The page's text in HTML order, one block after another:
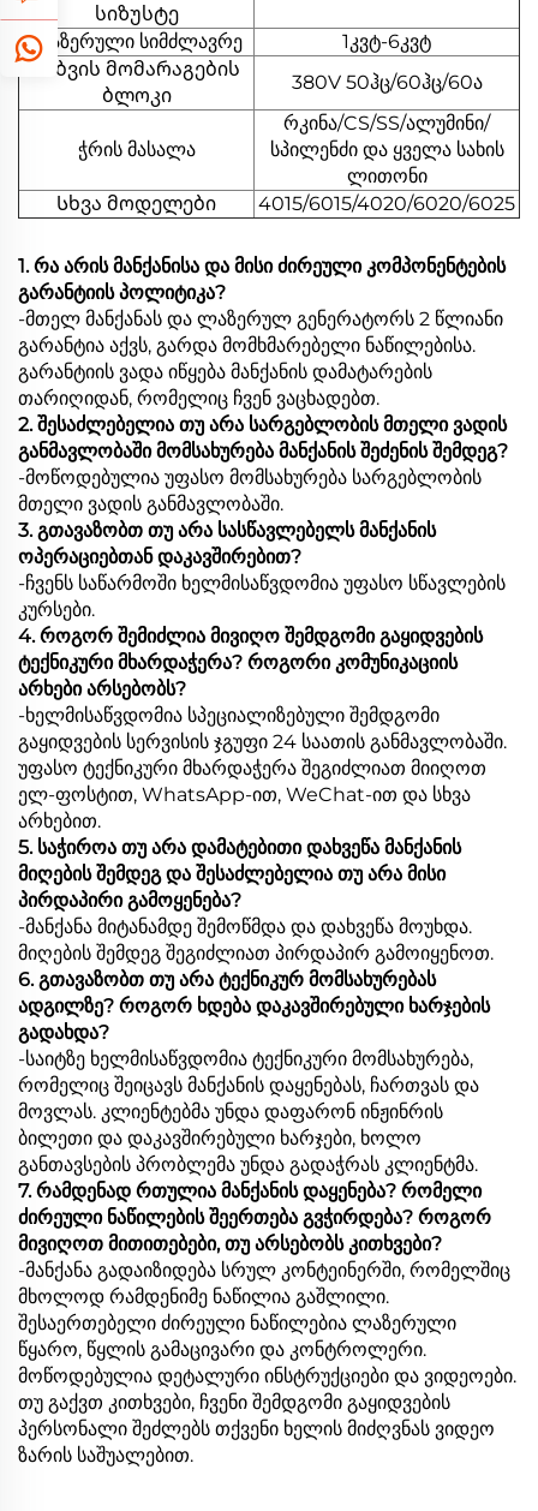
სიზუსტე
ლაზერული სიმძლავრე
1კვტ-6კვტ
Ძაბვის მომარაგების
ბლოკი
380V 50ჰც/60ჰც/60ა
ჭრის მასალა
რკინა/CS/SS/ალუმინი/
სპილენძი და ყველა სახის
ლითონი
Სხვა მოდელები
4015/6015/4020/6020/6025
1. რა არის მანქანისა და მისი ძირეული კომპონენტების
გარანტიის პოლიტიკა?
-მთელ მანქანას და ლაზერულ გენერატორს 2 წლიანი
გარანტია აქვს, გარდა მომხმარებელი ნაწილებისა.
გარანტიის ვადა იწყება მანქანის დამატარების
თარიღიდან, რომელიც ჩვენ ვაცხადებთ.
2. შესაძლებელია თუ არა სარგებლობის მთელი ვადის
განმავლობაში მომსახურება მანქანის შეძენის შემდეგ?
-მოწოდებულია უფასო მომსახურება სარგებლობის
მთელი ვადის განმავლობაში.
3. გთავაზობთ თუ არა სასწავლებელს მანქანის
ოპერაციებთან დაკავშირებით?
-ჩვენს საწარმოში ხელმისაწვდომია უფასო სწავლების
კურსები.
4. როგორ შემიძლია მივიღო შემდგომი გაყიდვების
ტექნიკური მხარდაჭერა? როგორი კომუნიკაციის
არხები არსებობს?
-ხელმისაწვდომია სპეციალიზებული შემდგომი
გაყიდვების სერვისის ჯგუფი 24 საათის განმავლობაში.
უფასო ტექნიკური მხარდაჭერა შეგიძლიათ მიიღოთ
ელ-ფოსტით, WhatsApp-ით, WeChat-ით და სხვა
არხებით.
5. საჭიროა თუ არა დამატებითი დახვეწა მანქანის
მიღების შემდეგ და შესაძლებელია თუ არა მისი
პირდაპირი გამოყენება?
-მანქანა მიტანამდე შემოწმდა და დახვეწა მოუხდა.
მიღების შემდეგ შეგიძლიათ პირდაპირ გამოიყენოთ.
6. გთავაზობთ თუ არა ტექნიკურ მომსახურებას
ადგილზე? როგორ ხდება დაკავშირებული ხარჯების
გადახდა?
-საიტზე ხელმისაწვდომია ტექნიკური მომსახურება,
რომელიც შეიცავს მანქანის დაყენებას, ჩართვას და
მოვლას. კლიენტებმა უნდა დაფარონ ინჟინრის
ბილეთი და დაკავშირებული ხარჯები, ხოლო
განთავსების პრობლემა უნდა გადაჭრას კლიენტმა.
7. რამდენად რთულია მანქანის დაყენება? რომელი
ძირეული ნაწილების შეერთება გვჭირდება? როგორ
მივიღოთ მითითებები, თუ არსებობს კითხვები?
-მანქანა გადაიზიდება სრულ კონტეინერში, რომელშიც
მხოლოდ რამდენიმე ნაწილია გაშლილი.
შესაერთებელი ძირეული ნაწილებია ლაზერული
წყარო, წყლის გამაცივარი და კონტროლერი.
მოწოდებულია დეტალური ინსტრუქციები და ვიდეოები.
თუ გაქვთ კითხვები, ჩვენი შემდგომი გაყიდვების
პერსონალი შეძლებს თქვენი ხელის მიძღვნას ვიდეო
ზარის საშუალებით.